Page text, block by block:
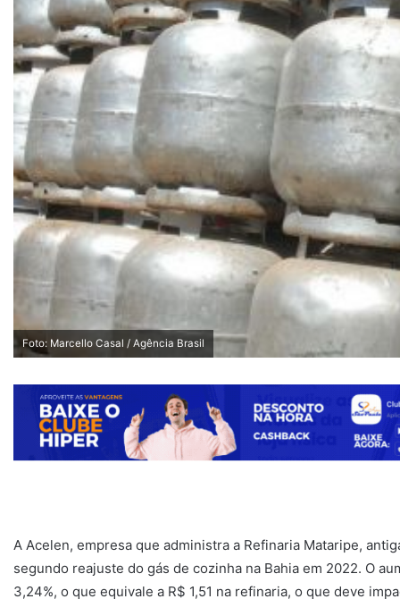
Foto: Marcello Casal / Agência Brasil
A Acelen, empresa que administra a Refinaria Mataripe,
segundo reajuste do gás de cozinha na Bahia em 2022. O
3,24%, o que equivale a R$ 1,51 na refinaria, o que deve